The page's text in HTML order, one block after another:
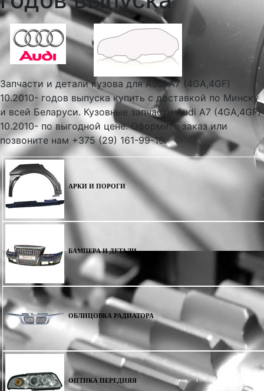
Запчасти и детали кузова для Audi A7 (4GA,4GF)
10.2010- годов выпуска купить с доставкой по Минску
и всей Беларуси. Кузовные запчасти Audi A7 (4GA,4GF)
10.2010- по выгодной цене. Оформите заказ или
позвоните нам +375 (29) 161-99-16.
АРКИ И ПОРОГИ
БАМПЕРА И ДЕТАЛИ
ОБЛИЦОВКА РАДИАТОРА
ОПТИКА ПЕРЕДНЯЯ